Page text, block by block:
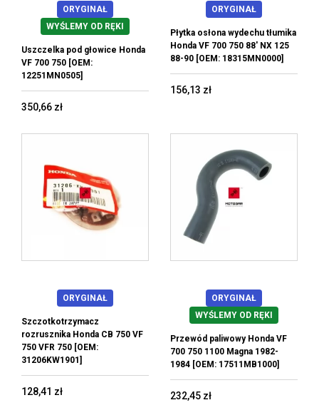
ORYGINAŁ
WYŚLEMY OD RĘKI
Uszczelka pod głowice Honda
VF 700 750 [OEM:
12251MN0505]
350,66 zł
ORYGINAŁ
Płytka osłona wydechu tłumika
Honda VF 700 750 88' NX 125
88-90 [OEM: 18315MN0000]
156,13 zł
ORYGINAŁ
Szczotkotrzymacz
rozrusznika Honda CB 750 VF
750 VFR 750 [OEM:
31206KW1901]
128,41 zł
ORYGINAŁ
WYŚLEMY OD RĘKI
Przewód paliwowy Honda VF
700 750 1100 Magna 1982-
1984 [OEM: 17511MB1000]
232,45 zł